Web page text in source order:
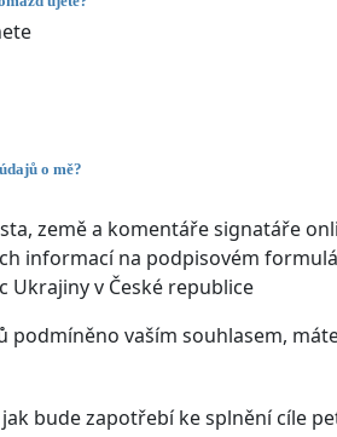
o mě?
země a komentáře signatáře
informací na podpisovém
Ukrajiny v České republice
podmíněno vaším souhlasem,
bude zapotřebí ke splnění cíle